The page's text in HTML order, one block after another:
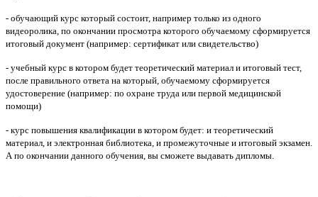
- обучающий курс который состоит, например только из одного
видеоролика, по окончании просмотра которого обучаемому сформируется
итоговый документ (например: сертификат или свидетельство)
- учебный курс в котором будет теоретический материал и итоговый тест,
после правильного ответа на который, обучаемому сформируется
удостоверение (например: по охране труда или первой медицинской
помощи)
- курс повышения квалификации в котором будет: и теоретический
материал, и электронная библиотека, и промежуточные и итоговый экзамен.
А по окончании данного обучения, вы сможете выдавать дипломы.